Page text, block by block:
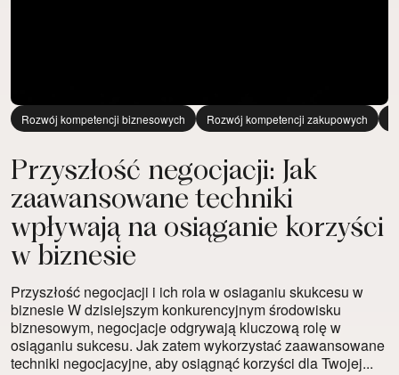
Rozwój kompetencji biznesowych Rozwój kompetencji zakupowych
Przyszłość negocjacji: Jak
zaawansowane techniki
wpływają na osiąganie korzyści
w biznesie
Przyszłość negocjacji i ich rola w osiaganiu skukcesu w
biznesie W dzisiejszym konkurencyjnym środowisku
biznesowym, negocjacje odgrywają kluczową rolę w
osiąganiu sukcesu. Jak zatem wykorzystać zaawansowane
techniki negocjacyjne, aby osiągnąć korzyści dla Twojej...